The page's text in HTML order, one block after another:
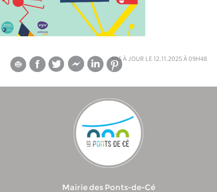
mis à jour le 12.11.2025 à 09h48
Mairie des Ponts-de-Cé